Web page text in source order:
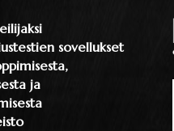
sovellukset
ja